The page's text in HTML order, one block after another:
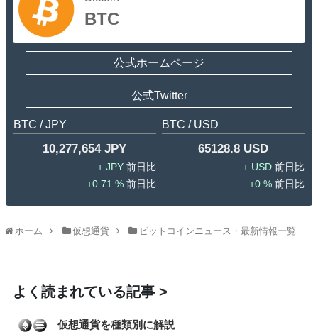
BTC
公式ホームページ
公式Twitter
BTC / JPY
10,277,654 JPY
JPY
0.71 %
BTC / USD
65128.8 USD
USD
0 %
ホーム 仮想通貨 ビットコインニュース・最新情報一覧
よく読まれている記事
仮想通貨を種類別に解説